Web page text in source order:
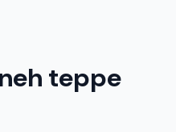
teppe